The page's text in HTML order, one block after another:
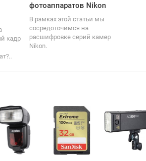
кадр
фотоаппаратов Nikon
В рамках этой статьи мы
сосредоточимся на
расшифровке серий камер
Nikon.